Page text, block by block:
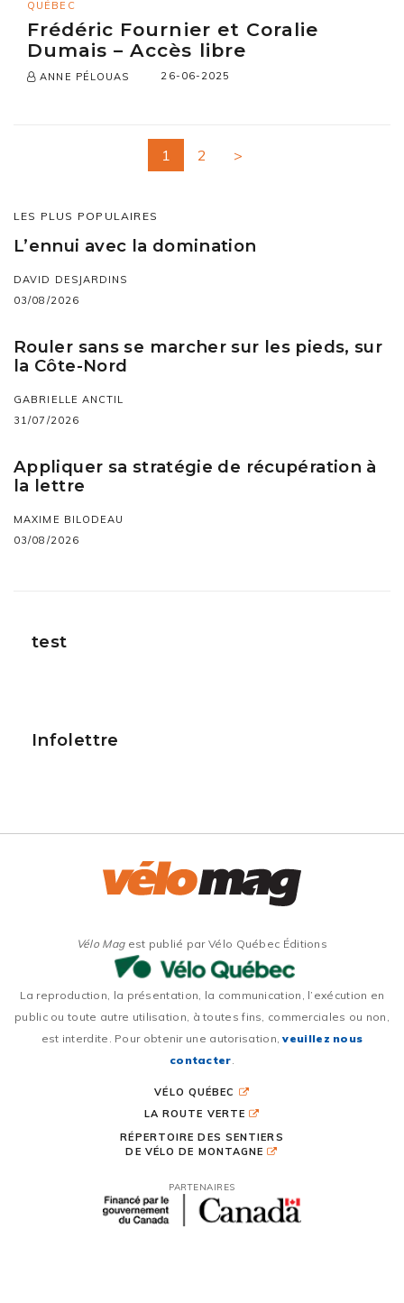
QUÉBEC
Frédéric Fournier et Coralie
Dumais – Accès libre
ANNE PÉLOUAS 26-06-2025
1 2 >
LES PLUS POPULAIRES
L’ennui avec la domination
DAVID DESJARDINS
03/08/2026
Rouler sans se marcher sur les pieds, sur
la Côte-Nord
GABRIELLE ANCTIL
31/07/2026
Appliquer sa stratégie de récupération à
la lettre
MAXIME BILODEAU
03/08/2026
test
Infolettre
Vélo Magest publié par Vélo Québec Éditions
La reproduction, la présentation, la communication, l’exécution en
public ou toute autre utilisation, à toutes fins, commerciales ou non,
est interdite. Pour obtenir une autorisation,veuillez nous
contacter.
VÉLO QUÉBEC
LA ROUTE VERTE
RÉPERTOIRE DES SENTIERS
DE VÉLO DE MONTAGNE
PARTENAIRES